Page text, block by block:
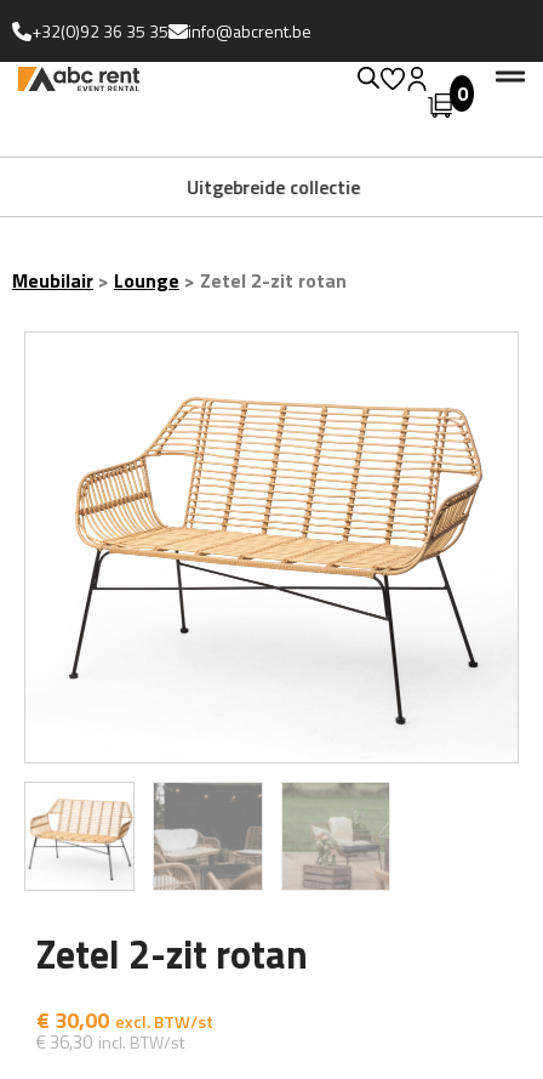
+32(0)92 36 35 35 info@abcrent.be
0
Uitgebreide collectie
Meubilair > Lounge > Zetel 2-zit rotan
Zetel 2-zit rotan
€ 30,00
€ 36,30